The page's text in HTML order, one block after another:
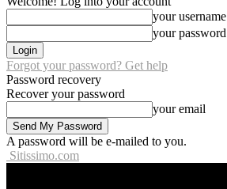
your username
your password
Forgot your password? Get help
Password recovery
Recover your password
your email
A password will be e-mailed to you.
Sitissimo.com